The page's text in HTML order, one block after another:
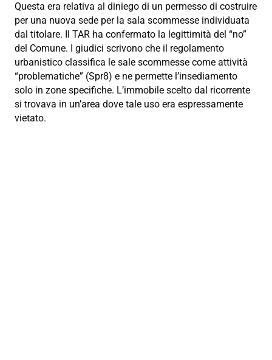
Questa era relativa al diniego di un permesso di costruire
per una nuova sede per la sala scommesse individuata
dal titolare. Il TAR ha confermato la legittimità del “no”
del Comune. I giudici scrivono che il regolamento
urbanistico classifica le sale scommesse come attività
“problematiche” (Spr8) e ne permette l’insediamento
solo in zone specifiche. L’immobile scelto dal ricorrente
si trovava in un’area dove tale uso era espressamente
vietato.